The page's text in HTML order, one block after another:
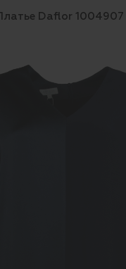
Платье Daflor 1004907